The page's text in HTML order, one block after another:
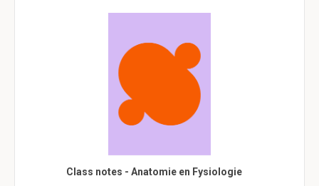
Class notes - Anatomie en Fysiologie